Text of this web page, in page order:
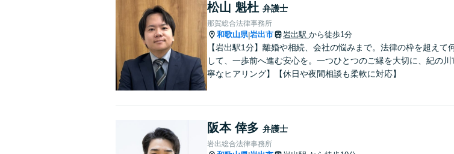
松山 魁杜 弁護士
那賀総合法律事務所
和歌山県|岩出市 岩出駅 から徒歩1分
【岩出駅1分】離婚や相続、会社の悩みまで。法律の枠を超え
して、一歩前へ進む安心を。一つひとつのご縁を大切に、紀の
寧なヒアリング】【休日や夜間相談も柔軟に対応】
阪本 倖多 弁護士
岩出総合法律事務所